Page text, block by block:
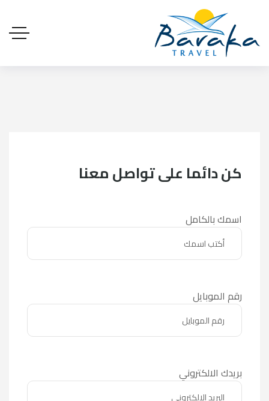
كن دائما على تواصل معنا
اسمك بالكامل
رقم الموبايل
بريدك الالكتروني